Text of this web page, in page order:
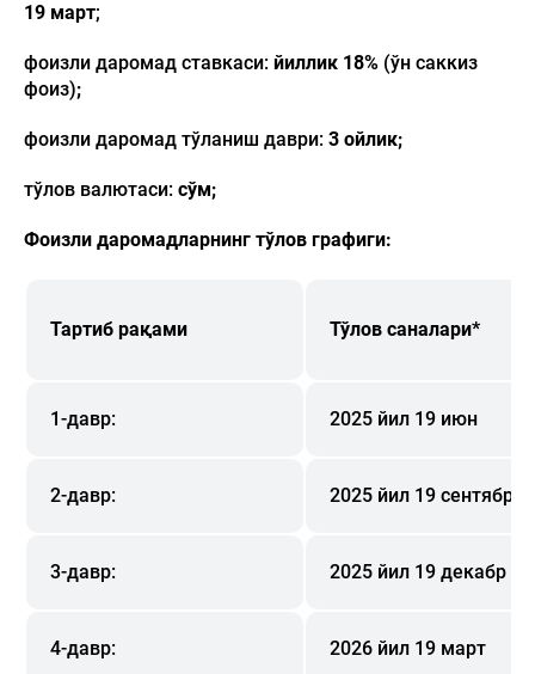
19 март;
фоизли даромад ставкаси: йиллик 18% (ўн саккиз
фоиз);
фоизли даромад тўланиш даври: 3 ойлик;
тўлов валютаси: сўм;
Фоизли даромадларнинг тўлов графиги:
Тартиб рақами Тўлов саналари*
1-давр: 2025 йил 19 июн
2-давр: 2025 йил 19 сентябр
3-давр: 2025 йил 19 декабр
4-давр: 2026 йил 19 март